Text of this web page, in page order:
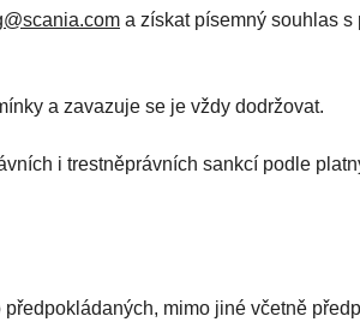
a získat písemný souhlas s
a zavazuje se je vždy dodržovat.
i trestněprávních sankcí podle
mimo jiné včetně